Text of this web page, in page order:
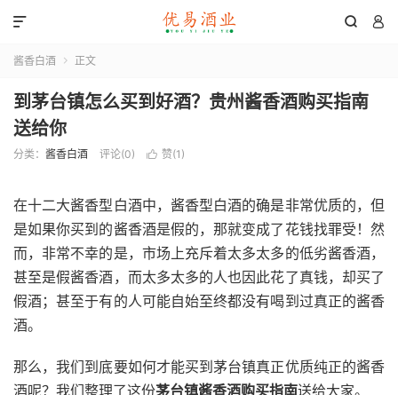
 

酱香白酒  正文
到茅台镇怎么买到好酒？贵州酱香酒购买指南
送给你
分类： 酱香白酒 评论(0)  赞(1 )
在十二大酱香型白酒中，酱香型白酒的确是非常优质的，但
是如果你买到的酱香酒是假的，那就变成了花钱找罪受！然
而，非常不幸的是，市场上充斥着太多太多的低劣酱香酒，
甚至是假酱香酒，而太多太多的人也因此花了真钱，却买了
假酒；甚至于有的人可能自始至终都没有喝到过真正的酱香
酒。
那么，我们到底要如何才能买到茅台镇真正优质纯正的酱香
酒呢？我们整理了这份茅台镇酱香酒购买指南送给大家。